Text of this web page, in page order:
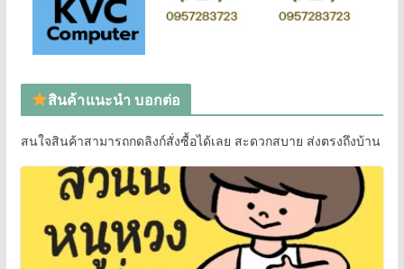
สินค้าแนะนำ บอกต่อ
สนใจสินค้าสามารถกดลิงก์สั่งซื้อได้เลย สะดวกสบาย ส่งตรงถึงบ้าน